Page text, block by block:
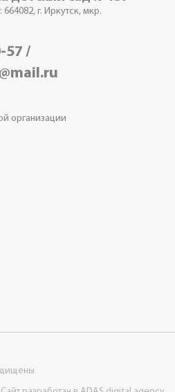
г. Иркутск, мкр.
57 /
организации